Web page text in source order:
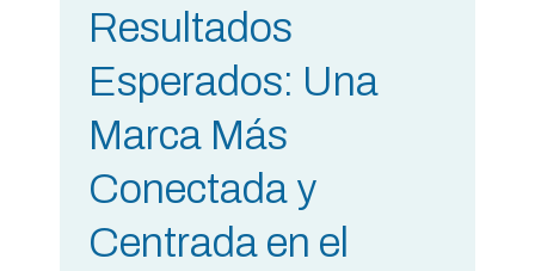
Resultados
Esperados: Una
Marca Más
Conectada y
Centrada en el